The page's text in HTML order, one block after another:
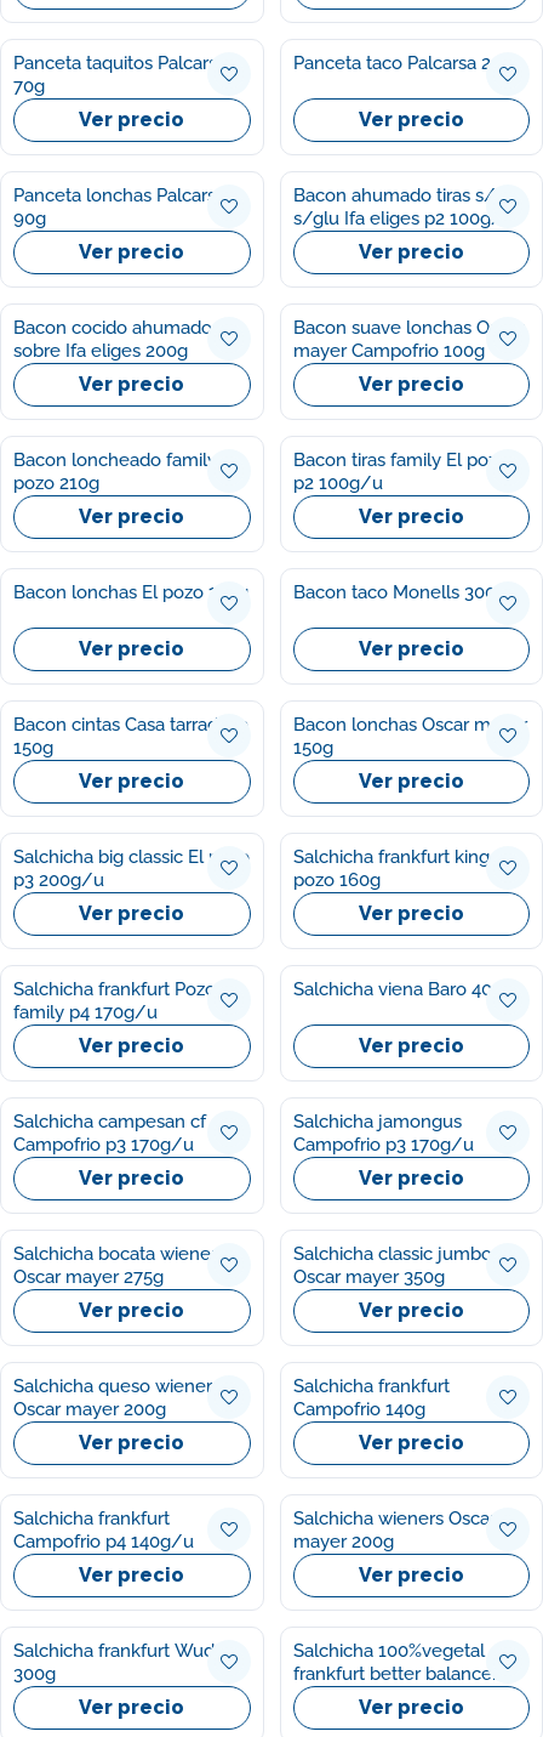
Panceta taquitos Palcarsa
70g
Ver precio
Panceta taco Palcarsa 200g
Ver precio
Panceta lonchas Palcarsa
90g
Ver precio
Bacon ahumado tiras s/lac
s/glu Ifa eliges p2 100g/u
Ver precio
Bacon cocido ahumado
sobre Ifa eliges 200g
Ver precio
Bacon suave lonchas Oscar
mayer Campofrio 100g
Ver precio
Bacon loncheado family El
pozo 210g
Ver precio
Bacon tiras family El pozo
p2 100g/u
Ver precio
Bacon lonchas El pozo 150g
Ver precio
Bacon taco Monells 300g
Ver precio
Bacon cintas Casa tarradella
150g
Ver precio
Bacon lonchas Oscar mayer
150g
Ver precio
Salchicha big classic El pozo
p3 200g/u
Ver precio
Salchicha frankfurt king El
pozo 160g
Ver precio
Salchicha frankfurt Pozo
family p4 170g/u
Ver precio
Salchicha viena Baro 400g
Ver precio
Salchicha campesan cf
Campofrio p3 170g/u
Ver precio
Salchicha jamongus
Campofrio p3 170g/u
Ver precio
Salchicha bocata wieners
Oscar mayer 275g
Ver precio
Salchicha classic jumbo
Oscar mayer 350g
Ver precio
Salchicha queso wieners
Oscar mayer 200g
Ver precio
Salchicha frankfurt
Campofrio 140g
Ver precio
Salchicha frankfurt
Campofrio p4 140g/u
Ver precio
Salchicha wieners Oscar
mayer 200g
Ver precio
Salchicha frankfurt Wudy
300g
Ver precio
Salchicha 100%vegetal
frankfurt better balance
Campofrio 200g
Ver precio